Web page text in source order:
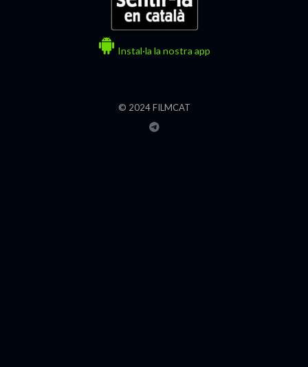
Instal·la la nostra app
© 2024 FILMCAT